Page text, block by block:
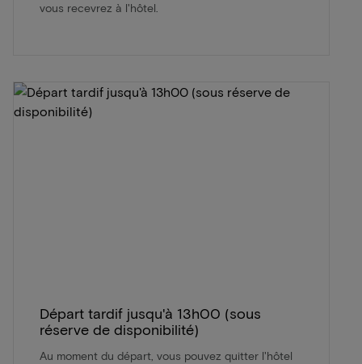
vous recevrez à l'hôtel.
Départ tardif jusqu'à 13h00 (sous
réserve de disponibilité)
Au moment du départ, vous pouvez quitter l'hôtel